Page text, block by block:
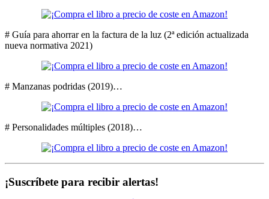
# Guía para ahorrar en la factura de la luz (2ª edición actualizada
nueva normativa 2021)
# Manzanas podridas (2019)…
# Personalidades múltiples (2018)…
¡Suscríbete para recibir alertas!